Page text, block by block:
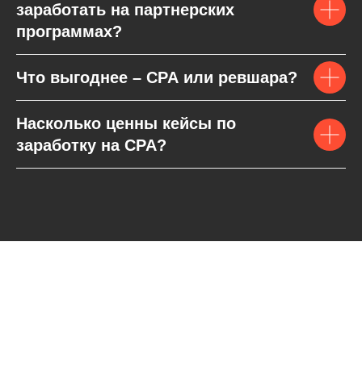
заработать на партнерских
программах?
Что выгоднее – CPA или ревшара?
Насколько ценны кейсы по
заработку на CPA?